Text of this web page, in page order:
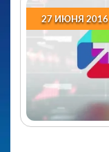
27 ИЮНЯ 2016